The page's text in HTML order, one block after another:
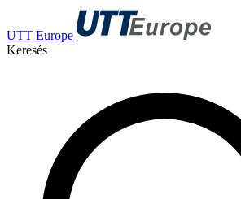
UTT Europe
Keresés